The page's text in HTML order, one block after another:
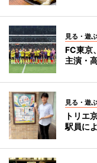
見る・遊ぶ
FC東京
主演・
見る・遊ぶ
トリエ
駅員に